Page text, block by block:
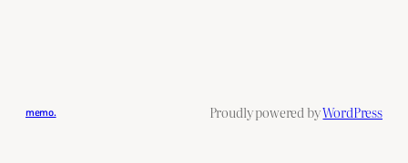
memo. Proudly powered byWordPress